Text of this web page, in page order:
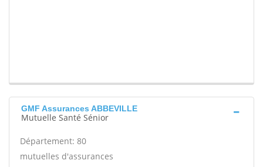
GMF Assurances ABBEVILLE
Mutuelle Santé Sénior
Département: 80
mutuelles d'assurances